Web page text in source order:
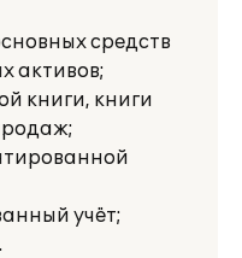
средств
активов;
книги, книги
учёт;